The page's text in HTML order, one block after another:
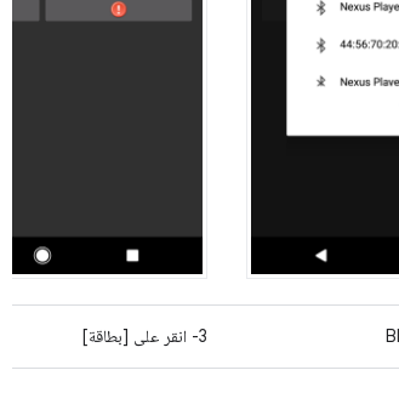
3- انقر على [بطاقة]